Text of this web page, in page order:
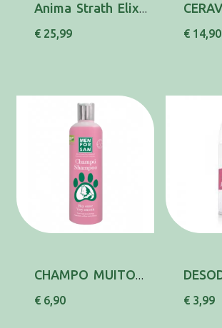
Anima Strath Elixir 250 Ml
€ 25,99 € 14,90
CHAMPO MUITO SUAVE 300ML GATOS
€ 6,90 € 3,99